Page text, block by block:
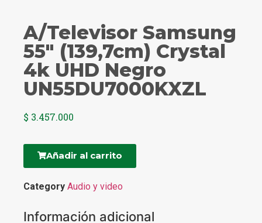
A/Televisor Samsung
55″ (139,7cm) Crystal
4k UHD Negro
UN55DU7000KXZL
$ 3.457.000
Añadir al carrito
Category Audio y video
Información adicional